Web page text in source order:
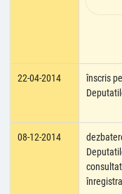
22-04-2014
înscris
08-12-2014